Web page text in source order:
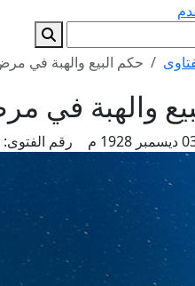
حكم البيع والهبة في
والهبة في
رقم الفتوى: